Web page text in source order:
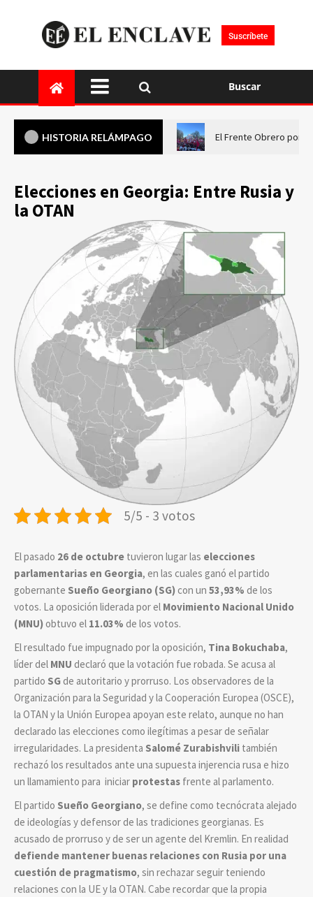
Suscríbete
Buscar
HISTORIA RELÁMPAGO El Frente Obrero pone
Elecciones en Georgia: Entre Rusia y
la OTAN
5/5 - 3 votos
El pasado 26 de octubre tuvieron lugar las elecciones
parlamentarias en Georgia, en las cuales ganó el partido
gobernante Sueño Georgiano (SG)con un 53,93% de los
votos. La oposición liderada por el Movimiento Nacional Unido
(MNU)obtuvo el 11.03% de los votos.
El resultado fue impugnado por la oposición, Tina Bokuchaba,
líder del MNU declaró que la votación fue robada. Se acusa al
partido SGde autoritario y prorruso. Los observadores de la
Organización para la Seguridad y la Cooperación Europea (OSCE),
la OTAN y la Unión Europea apoyan este relato, aunque no han
declarado las elecciones como ilegítimas a pesar de señalar
irregularidades. La presidenta Salomé Zurabishvili también
rechazó los resultados ante una supuesta injerencia rusa e hizo
un llamamiento para iniciar protestas frente al parlamento.
El partido Sueño Georgiano, se define como tecnócrata alejado
de ideologías y defensor de las tradiciones georgianas. Es
acusado de prorruso y de ser un agente del Kremlin. En realidad
defiende mantener buenas relaciones con Rusia por una
cuestión de pragmatismo, sin rechazar seguir teniendo
relaciones con la UE y la OTAN. Cabe recordar que la propia